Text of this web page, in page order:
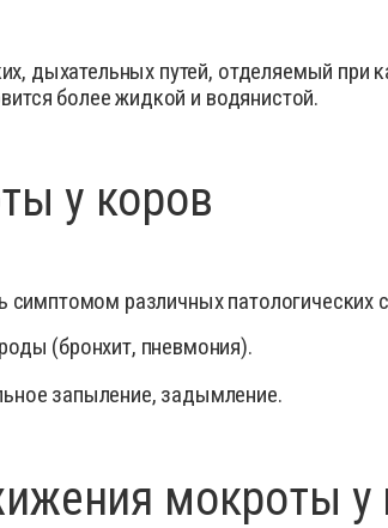
копыт
введения
эндометрита
ветпрепараты
дыхательных путей, отделяемый
более жидкой и водянистой.
у коров
различных патологических
(бронхит, пневмония).
запыление, задымление.
мокроты у